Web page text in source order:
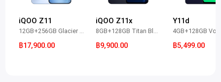
iQOO Z11
฿17,900.00
iQOO Z11x
฿9,900.00
Y11d
฿5,499.00